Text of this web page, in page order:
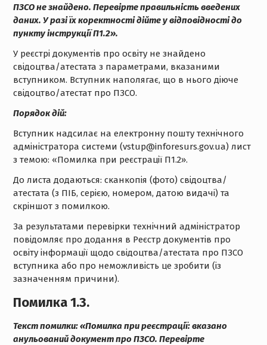
ПЗСО не знайдено. Перевірте правильність введених
даних. У разі їх коректності дійте у відповідності до
пункту інструкції П1.2».
У реєстрі документів про освіту не знайдено
свідоцтва/атестата з параметрами, вказаними
вступником. Вступник наполягає, що в нього діюче
свідоцтво/атестат про ПЗСО.
Порядок дій:
Вступник надсилає на електронну пошту технічного
адміністратора системи (vstup@inforesurs.gov.ua) лист
з темою: «Помилка при реєстрації П1.2».
До листа додаються: сканкопія (фото) свідоцтва/
атестата (з ПІБ, серією, номером, датою видачі) та
скріншот з помилкою.
За результатами перевірки технічний адміністратор
повідомляє про додання в Реєстр документів про
освіту інформації щодо свідоцтва/атестата про ПЗСО
вступника або про неможливість це зробити (із
зазначенням причини).
Помилка 1.3.
Текст помилки:«Помилка при реєстрації: вказано
анульованийдокументпро ПЗСО. Перевірте